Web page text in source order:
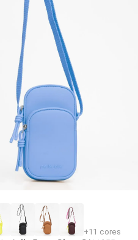
+11 cores